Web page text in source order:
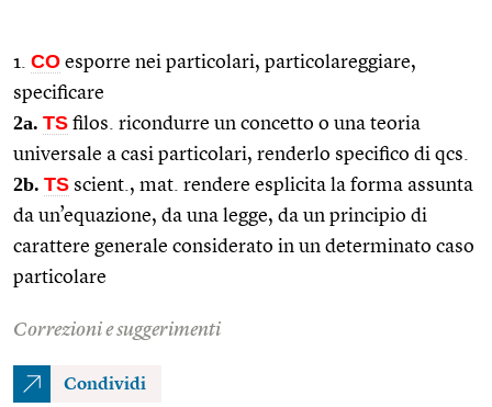
1. CO esporre nei particolari, particolareggiare,
specificare
2a. TS filos. ricondurre un concetto o una teoria
universale a casi particolari, renderlo specifico di qcs.
2b. TS scient., mat. rendere esplicita la forma assunta
da un’equazione, da una legge, da un principio di
carattere generale considerato in un determinato caso
particolare
Correzioni e suggerimenti
Condividi